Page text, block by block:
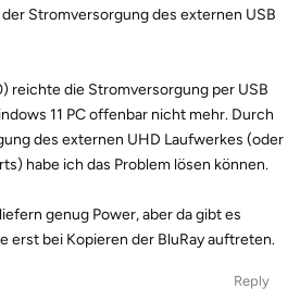
Stromversorgung des externen USB
reichte die Stromversorgung per USB
11 PC offenbar nicht mehr. Durch
des externen UHD Laufwerkes (oder
habe ich das Problem lösen können.
genug Power, aber da gibt es
erst bei Kopieren der BluRay auftreten.
Reply